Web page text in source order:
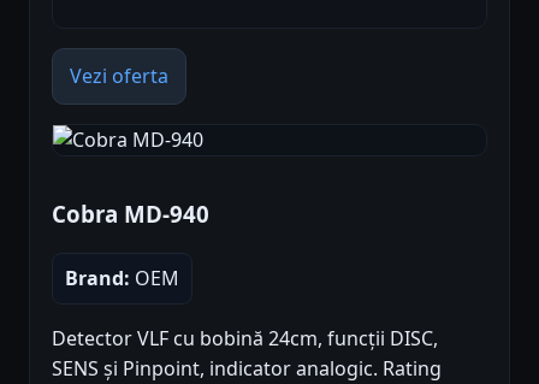
Vezi oferta
Cobra MD-940
Brand: OEM
Detector VLF cu bobină 24cm, funcții DISC,
SENS și Pinpoint, indicator analogic. Rating